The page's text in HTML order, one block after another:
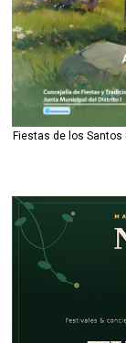
Fiestas de los Santos